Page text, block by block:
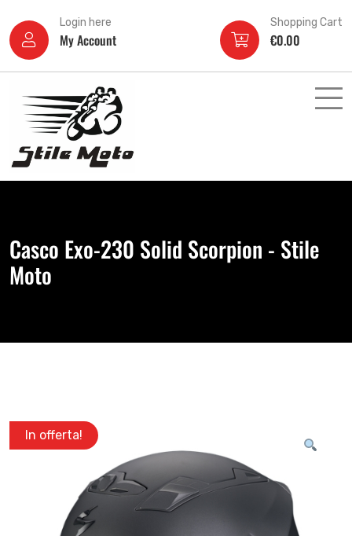
Login here
My Account
Shopping Cart
€0.00
Casco Exo-230 Solid Scorpion - Stile
Moto
In offerta!